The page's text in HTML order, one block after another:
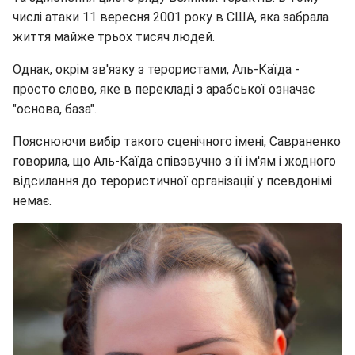
числі атаки 11 вересня 2001 року в США, яка забрала
життя майже трьох тисяч людей.
Однак, окрім зв'язку з терористами, Аль-Каїда -
просто слово, яке в перекладі з арабської означає
"основа, база".
Пояснюючи вибір такого сценічного імені, Савраненко
говорила, що Аль-Каїда співзвучно з її ім'ям і жодного
відсилання до терористичної організації у псевдонімі
немає.